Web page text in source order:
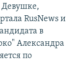
Девушке,
RusNews и
в
Александра
по